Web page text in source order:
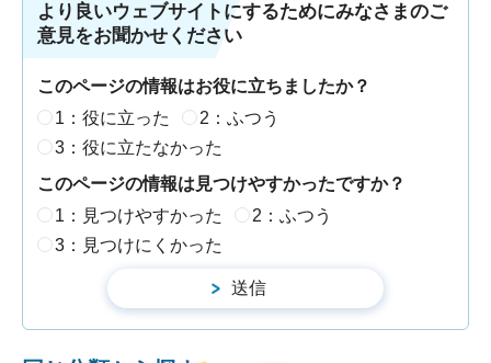
より良いウェブサイトにするためにみなさまのご
意見をお聞かせください
このページの情報はお役に立ちましたか？
1：役に立った
2：ふつう
3：役に立たなかった
このページの情報は見つけやすかったですか？
1：見つけやすかった
2：ふつう
3：見つけにくかった